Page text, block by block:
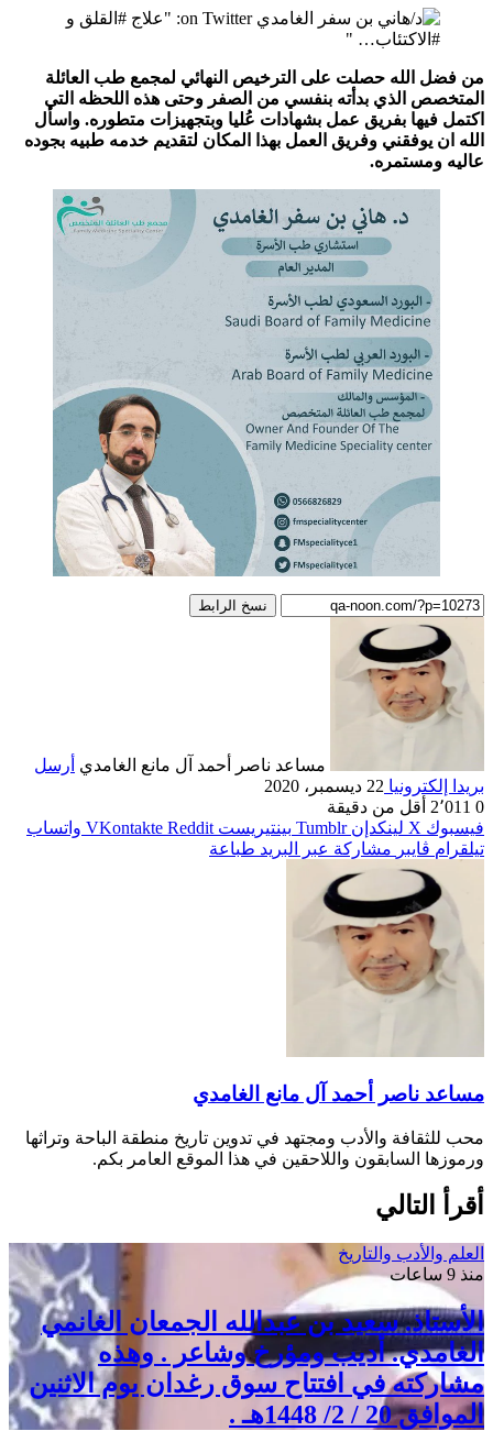
من فضل الله حصلت على الترخيص النهائي لمجمع طب العائلة
المتخصص الذي بدأته بنفسي من الصفر وحتى هذه اللحظه التي
اكتمل فيها بفريق عمل بشهادات عُليا وبتجهيزات متطوره. واسأل
الله ان يوفقني وفريق العمل بهذا المكان لتقديم خدمه طبيه بجوده
عاليه ومستمره.
نسخ الرابط
مساعد ناصر أحمد آل مانع الغامدي أرسل
بريدا إلكترونيا 22 ديسمبر، 2020
0
أقل من دقيقة
فيسبوك ‫X لينكدإن بينتيريست
واتساب
تيلقرام ڤايبر مشاركة عبر البريد طباعة
مساعد ناصر أحمد آل مانع الغامدي
محب للثقافة والأدب ومجتهد في تدوين تاريخ منطقة الباحة وتراثها
ورموزها السابقون واللاحقين في هذا الموقع العامر بكم.
أقرأ التالي
العلم والأدب والتاريخ
منذ 9 ساعات
الأستاذ. سعيد بن عبدالله الجمعان الغانمي
الغامدي. أديب ومؤرخ وشاعر . وهذه
مشاركته في افتتاح سوق رغدان يوم الاثنين
الموافق 20 / 2/ 1448هـ .